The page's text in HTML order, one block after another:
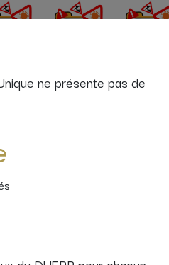
ne présente pas de